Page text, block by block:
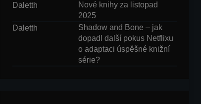
Daletth
Nové knihy za listopad
2025
Daletth
Shadow and Bone – jak
dopadl další pokus Netflixu
o adaptaci úspěšné knižní
série?